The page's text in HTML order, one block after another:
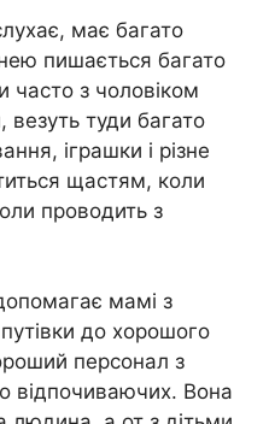
має багато
пишається багато
з чоловіком
везуть туди багато
іграшки і різне
щастям, коли
проводить з
мамі з
до хорошого
персонал з
відпочиваючих. Вона